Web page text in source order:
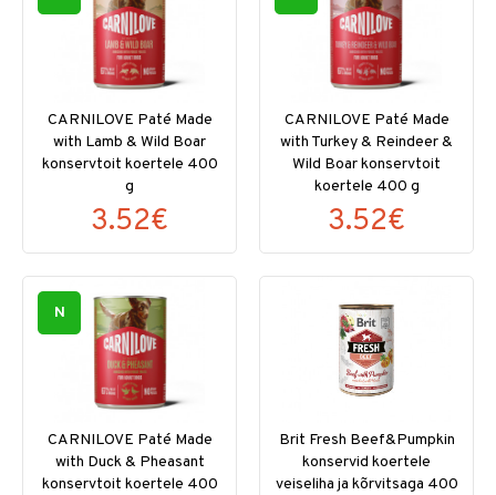
CARNILOVE Paté Made
with Lamb & Wild Boar
konservtoit koertele 400
g
3.52€
CARNILOVE Paté Made
with Turkey & Reindeer &
Wild Boar konservtoit
koertele 400 g
3.52€
N
CARNILOVE Paté Made
with Duck & Pheasant
konservtoit koertele 400
Brit Fresh Beef&Pumpkin
konservid koertele
veiseliha ja kõrvitsaga 400